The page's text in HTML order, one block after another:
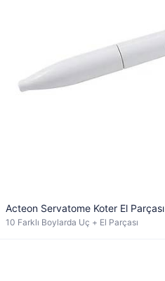
Acteon Servatome Koter El Parçası
10 Farklı Boylarda Uç + El Parçası